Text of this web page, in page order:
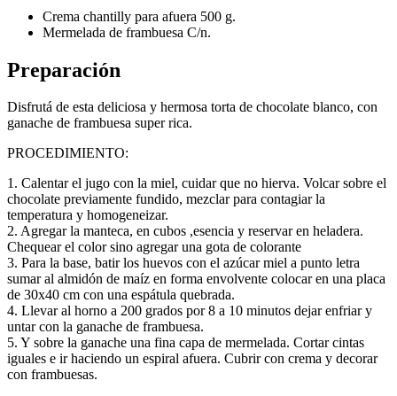
Crema chantilly para afuera 500 g.
Mermelada de frambuesa C/n.
Preparación
Disfrutá de esta deliciosa y hermosa torta de chocolate blanco, con
ganache de frambuesa super rica.
PROCEDIMIENTO:
​1. Calentar el jugo con la miel, cuidar que no hierva. Volcar sobre el
chocolate previamente fundido, mezclar para contagiar la
temperatura y homogeneizar.
​2. Agregar la manteca, en cubos ,esencia y reservar en heladera.
Chequear el color sino agregar una gota de colorante
3. Para la base, batir los huevos con el azúcar miel a punto letra
sumar al almidón de maíz en forma envolvente colocar en una placa
de 30x40 cm con una espátula quebrada.
4. Llevar al horno a 200 grados por 8 a 10 minutos dejar enfriar y
untar con la ganache de frambuesa.
5. Y sobre la ganache una fina capa de mermelada. Cortar cintas
iguales e ir haciendo un espiral afuera. Cubrir con crema y decorar
con frambuesas.